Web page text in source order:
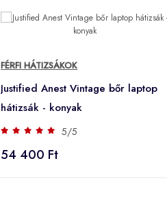
FÉRFI HÁTIZSÁKOK
Justified Anest Vintage bőr laptop
hátizsák - konyak
5/5
54 400 Ft